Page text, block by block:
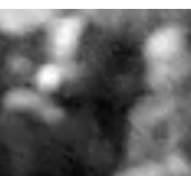
Caps zu Symbolen der Hip-Hop-Kultur
wurden – und warum Baseball die Mode bis
heute prägt.